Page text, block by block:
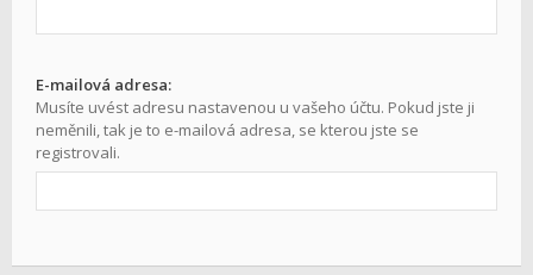
E-mailová adresa:
Musíte uvést adresu nastavenou u vašeho účtu. Pokud jste ji
neměnili, tak je to e-mailová adresa, se kterou jste se
registrovali.